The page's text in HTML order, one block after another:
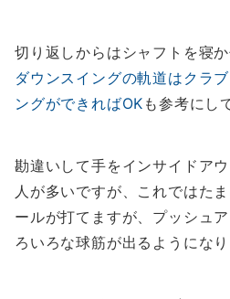
切り返しからはシャフトを寝か
ダウンスイングの軌道はクラ
ングができればOK も参考にし
勘違いして手をインサイドア
人が多いですが、これではた
ールが打てますが、プッシュ
ろいろな球筋が出るようになり